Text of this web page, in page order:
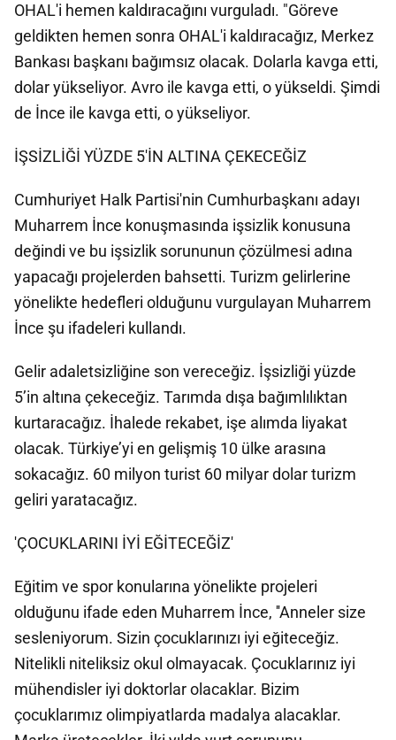
OHAL'i hemen kaldıracağını vurguladı. "Göreve
geldikten hemen sonra OHAL'i kaldıracağız, Merkez
Bankası başkanı bağımsız olacak. Dolarla kavga etti,
dolar yükseliyor. Avro ile kavga etti, o yükseldi. Şimdi
de İnce ile kavga etti, o yükseliyor.
İŞSİZLİĞİ YÜZDE 5'İN ALTINA ÇEKECEĞİZ
Cumhuriyet Halk Partisi'nin Cumhurbaşkanı adayı
Muharrem İnce konuşmasında işsizlik konusuna
değindi ve bu işsizlik sorununun çözülmesi adına
yapacağı projelerden bahsetti. Turizm gelirlerine
yönelikte hedefleri olduğunu vurgulayan Muharrem
İnce şu ifadeleri kullandı.
Gelir adaletsizliğine son vereceğiz. İşsizliği yüzde
5’in altına çekeceğiz. Tarımda dışa bağımlılıktan
kurtaracağız. İhalede rekabet, işe alımda liyakat
olacak. Türkiye’yi en gelişmiş 10 ülke arasına
sokacağız. 60 milyon turist 60 milyar dolar turizm
geliri yaratacağız.
'ÇOCUKLARINI İYİ EĞİTECEĞİZ'
Eğitim ve spor konularına yönelikte projeleri
olduğunu ifade eden Muharrem İnce, ''Anneler size
sesleniyorum. Sizin çocuklarınızı iyi eğiteceğiz.
Nitelikli niteliksiz okul olmayacak. Çocuklarınız iyi
mühendisler iyi doktorlar olacaklar. Bizim
çocuklarımız olimpiyatlarda madalya alacaklar.